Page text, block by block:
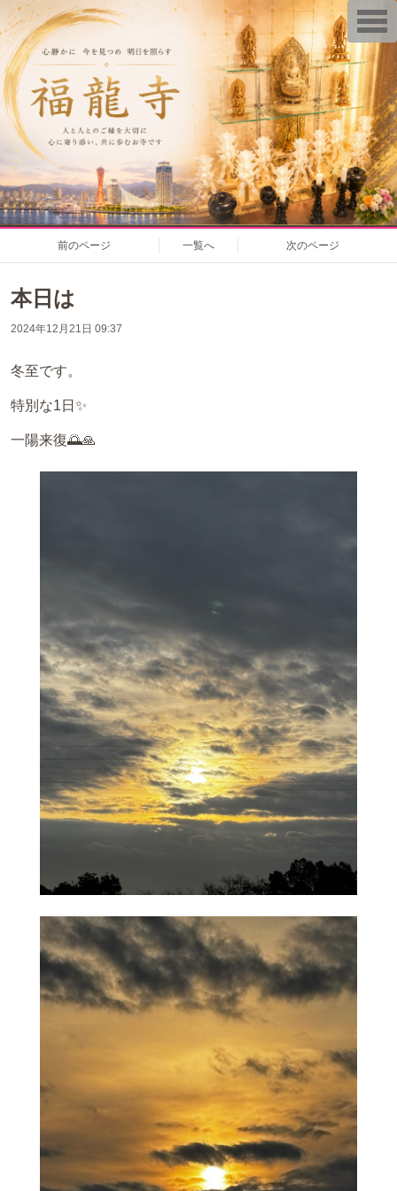
前のページ 一覧へ 次のページ
本日は
2024年12月21日 09:37
冬至です。
特別な1日✨️
一陽来復🌅🙏
T
o
g
g
l
e
n
a
v
i
g
a
t
i
o
n